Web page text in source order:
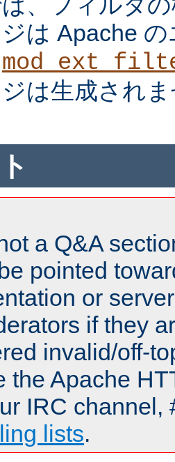
は Apache
は生成され
a Q&A
pointed
or
if they
invalid/off-
the Apache
IRC channel,
lists.